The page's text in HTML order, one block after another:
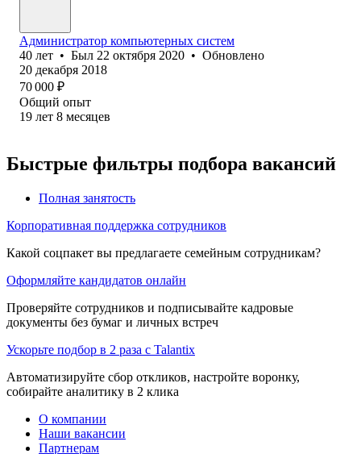
Администратор компьютерных систем
40 лет • Был 22 октября 2020 • Обновлено
20 декабря 2018
70 000 ₽
Общий опыт
19 лет 8 месяцев
Быстрые фильтры подбора вакансий
Полная занятость
Корпоративная поддержка сотрудников
Какой соцпакет вы предлагаете семейным сотрудникам?
Оформляйте кандидатов онлайн
Проверяйте сотрудников и подписывайте кадровые
документы без бумаг и личных встреч
Ускорьте подбор в 2 раза с Talantix
Автоматизируйте сбор откликов, настройте воронку,
собирайте аналитику в 2 клика
О компании
Наши вакансии
Партнерам